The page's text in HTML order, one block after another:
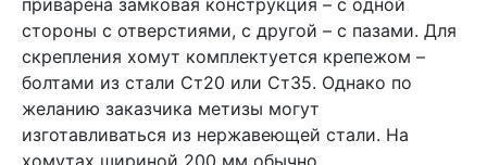
приварена замковая конструкция – с одной
стороны с отверстиями, с другой – с пазами. Для
скрепления хомут комплектуется крепежом –
болтами из стали Ст20 или Ст35. Однако по
желанию заказчика метизы могут
изготавливаться из нержавеющей стали. На
хомутах шириной 200 мм обычно